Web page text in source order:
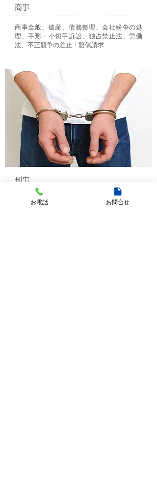
商事
商事全般、破産、債務整理、会社紛争の処
理、手形・小切手訴訟、独占禁止法、労働
法、不正競争の差止・賠償請求
刑事
刑事全般、訴訟、捜査段階の刑事弁護、公判
お電話 お問合せ